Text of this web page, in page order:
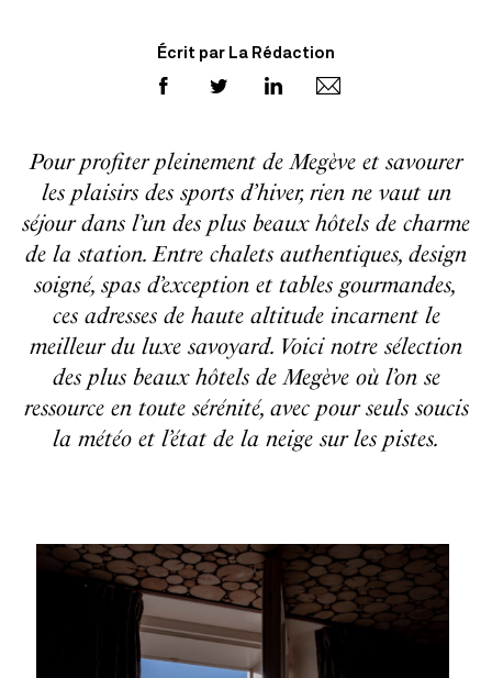
Écrit par La Rédaction
Pour profiter pleinement de Megève et savourer
les plaisirs des sports d’hiver, rien ne vaut un
séjour dans l’un des plus beaux hôtels de charme
de la station. Entre chalets authentiques, design
soigné, spas d’exception et tables gourmandes,
ces adresses de haute altitude incarnent le
meilleur du luxe savoyard. Voici notre sélection
des plus beaux hôtels de Megève où l’on se
ressource en toute sérénité, avec pour seuls soucis
la météo et l’état de la neige sur les pistes.